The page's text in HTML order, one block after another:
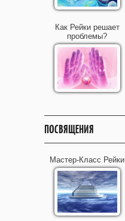
Как Рейки решает
проблемы?
ПОСВЯЩЕНИЯ
Мастер-Класс Рейки